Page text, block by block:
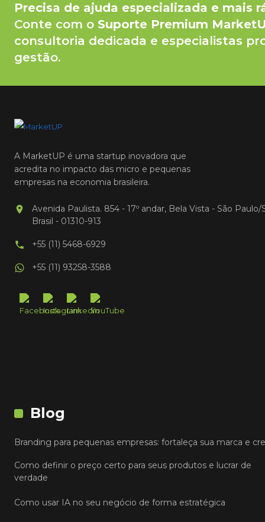
Precisa de ajuda especializada e mais
Conte com o Suporte Premium
consultoria dedicada e especialistas
gestão.
A MarketUP é uma startup inovadora que
acredita no impacto das micro e pequenas
empresas na economia brasileira.
Avenida Paulista. 854 - 17º andar, Bela Vista - São Paulo/
Brasil - 01310-913
+55 (11) 5468-6929
+55 (11) 93258-3588
Blog
Branding para pequenas empresas: fortaleça sua marca e
Como definir o preço certo para seus produtos e lucrar de
verdade
Como usar IA no seu negócio de forma estratégica